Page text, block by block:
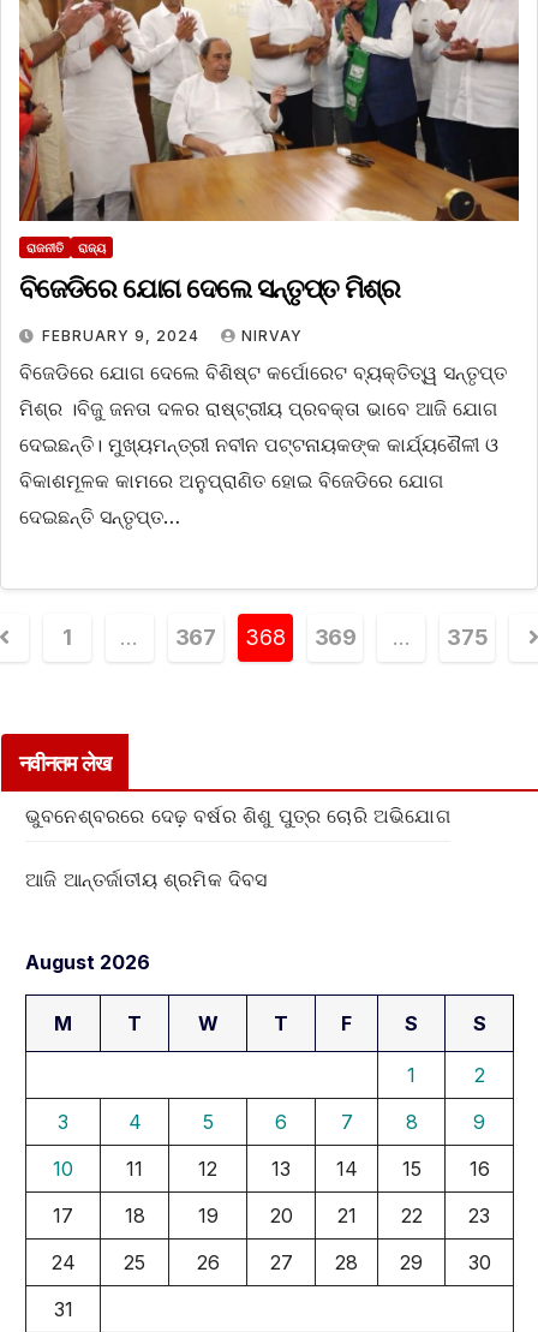
ରାଜନୀତି ରାଜ୍ୟ
ବିଜେଡିରେ ଯୋଗ ଦେଲେ ସନ୍ତୃପ୍ତ ମିଶ୍ର
FEBRUARY 9, 2024 NIRVAY
ବିଜେଡିରେ ଯୋଗ ଦେଲେ ବିଶିଷ୍ଟ କର୍ପୋରେଟ ବ୍ୟକ୍ତିତ୍ୱ ସନ୍ତୃପ୍ତ
ମିଶ୍ର ।ବିଜୁ ଜନତା ଦଳର ରାଷ୍ଟ୍ରୀୟ ପ୍ରବକ୍ତା ଭାବେ ଆଜି ଯୋଗ
ଦେଇଛନ୍ତି। ମୁଖ୍ୟମନ୍ତ୍ରୀ ନବୀନ ପଟ୍ଟନାୟକଙ୍କ କାର୍ଯ୍ୟଶୈଳୀ ଓ
ବିକାଶମୂଳକ କାମରେ ଅନୁପ୍ରାଣିତ ହୋଇ ବିଜେଡିରେ ଯୋଗ
ଦେଇଛନ୍ତି ସନ୍ତୃପ୍ତ…
1 … 367 368 369 … 375
नवीनतम लेख
ଭୁବନେଶ୍ବରରେ ଦେଢ଼ ବର୍ଷର ଶିଶୁ ପୁତ୍ର ଚୋରି ଅଭିଯୋଗ
ଆଜି ଆନ୍ତର୍ଜାତୀୟ ଶ୍ରମିକ ଦିବସ
August 2026
M T W T F S S
1
2
3
4 5 6 7 8
9
10
11 12 13 14 15
16
17
18 19 20 21 22
23
24
25 26 27 28 29
30
31